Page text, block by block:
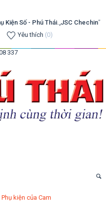
Kiện Số - Phú Thái.,JSC Chechin”
Yêu thích (0)
337
Phụ kiện của Cam